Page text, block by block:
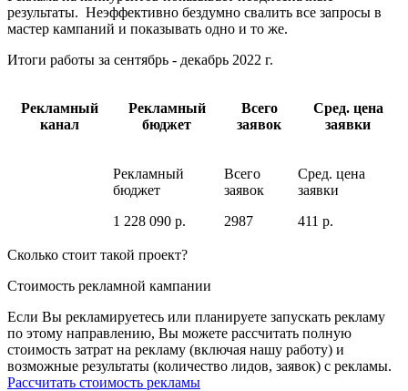
результаты. Неэффективно бездумно свалить все запросы в
мастер кампаний и показывать одно и то же.
Итоги работы за сентябрь - декабрь 2022 г.
Рекламный
канал
Рекламный
бюджет
Всего
заявок
Сред. цена
заявки
Рекламный
бюджет
1 228 090 р.
Всего
заявок
2987
Сред. цена
заявки
411 р.
Сколько стоит такой проект?
Стоимость рекламной кампании
Если Вы рекламируетесь или планируете запускать рекламу
по этому направлению, Вы можете рассчитать полную
стоимость затрат на рекламу (включая нашу работу) и
возможные результаты (количество лидов, заявок) с рекламы.
Рассчитать стоимость рекламы